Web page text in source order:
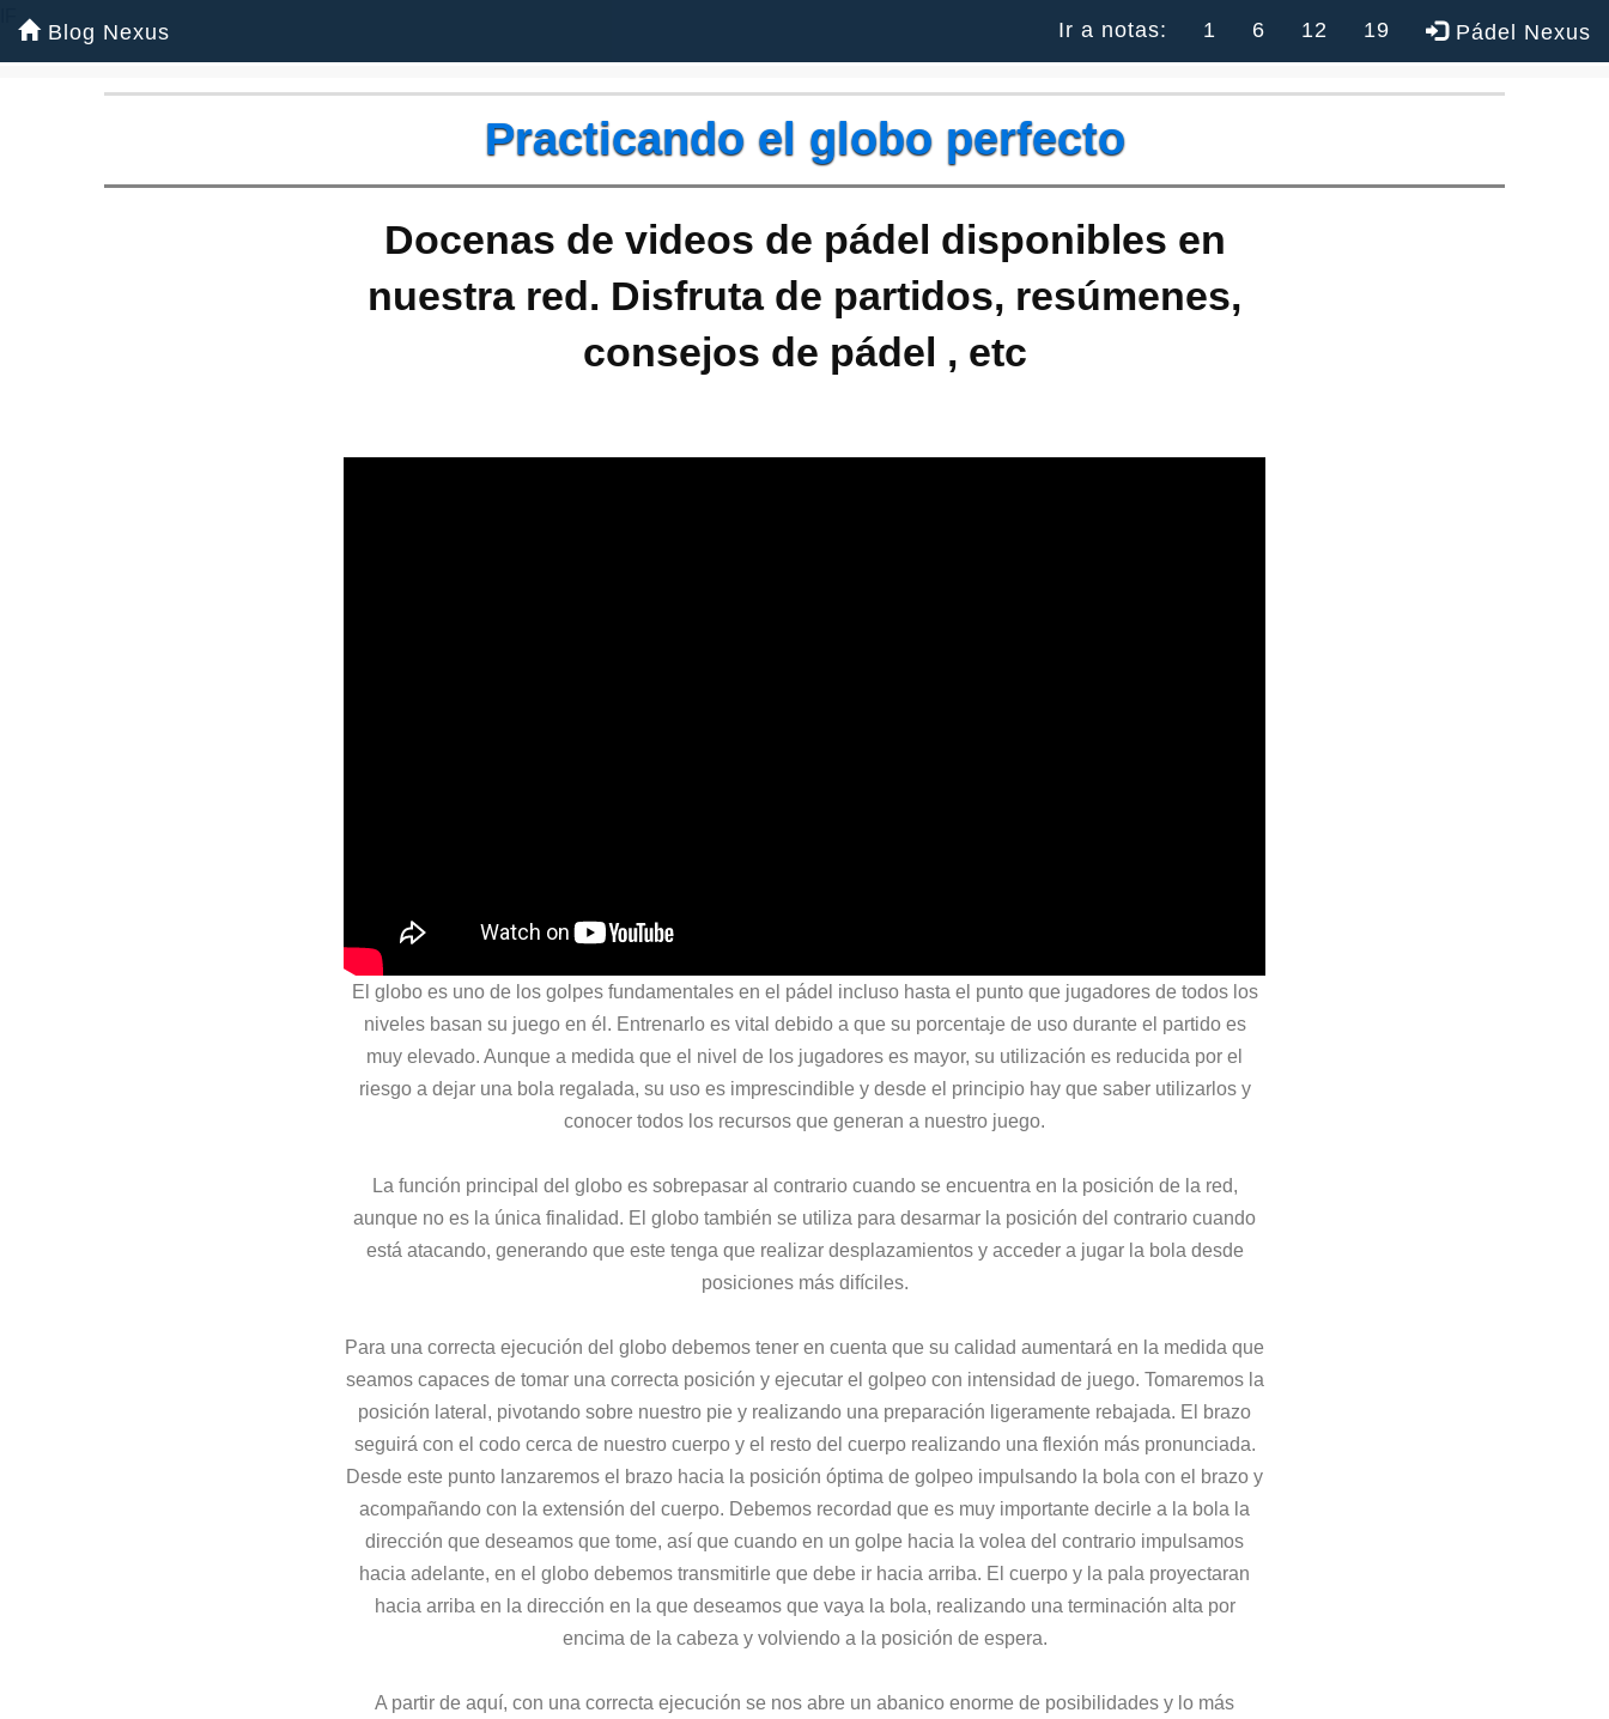
Blog Nexus Ir a notas: 1 6 12 19 Pádel Nexus
Practicando el globo perfecto
Docenas de videos de pádel disponibles en
nuestra red. Disfruta de partidos, resúmenes,
consejos de pádel , etc
El globo es uno de los golpes fundamentales en el pádel incluso hasta el punto que jugadores de todos los
niveles basan su juego en él. Entrenarlo es vital debido a que su porcentaje de uso durante el partido es
muy elevado. Aunque a medida que el nivel de los jugadores es mayor, su utilización es reducida por el
riesgo a dejar una bola regalada, su uso es imprescindible y desde el principio hay que saber utilizarlos y
conocer todos los recursos que generan a nuestro juego.
La función principal del globo es sobrepasar al contrario cuando se encuentra en la posición de la red,
aunque no es la única finalidad. El globo también se utiliza para desarmar la posición del contrario cuando
está atacando, generando que este tenga que realizar desplazamientos y acceder a jugar la bola desde
posiciones más difíciles.
Para una correcta ejecución del globo debemos tener en cuenta que su calidad aumentará en la medida que
seamos capaces de tomar una correcta posición y ejecutar el golpeo con intensidad de juego. Tomaremos la
posición lateral, pivotando sobre nuestro pie y realizando una preparación ligeramente rebajada. El brazo
seguirá con el codo cerca de nuestro cuerpo y el resto del cuerpo realizando una flexión más pronunciada.
Desde este punto lanzaremos el brazo hacia la posición óptima de golpeo impulsando la bola con el brazo y
acompañando con la extensión del cuerpo. Debemos recordad que es muy importante decirle a la bola la
dirección que deseamos que tome, así que cuando en un golpe hacia la volea del contrario impulsamos
hacia adelante, en el globo debemos transmitirle que debe ir hacia arriba. El cuerpo y la pala proyectaran
hacia arriba en la dirección en la que deseamos que vaya la bola, realizando una terminación alta por
encima de la cabeza y volviendo a la posición de espera.
A partir de aquí, con una correcta ejecución se nos abre un abanico enorme de posibilidades y lo más